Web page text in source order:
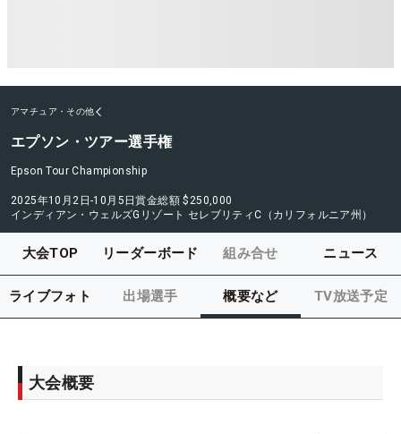
アマチュア・その他
エプソン・ツアー選手権
Epson Tour Championship
2025年10月2日-10月5日賞金総額 $250,000
インディアン・ウェルズGリゾート セレブリティC（カリフォルニア州）
大会TOP リーダーボード 組み合せ ニュース
ライブフォト 出場選手 概要など TV放送予定
大会概要